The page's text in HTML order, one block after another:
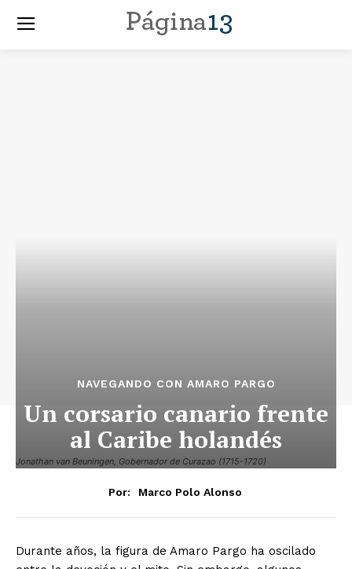
Jonathan van Beuningen, Gobernador de Curazao (1715-1720)
NAVEGANDO CON AMARO PARGO
Un corsario canario frente
al Caribe holandés
Por: Marco Polo Alonso
Durante años, la figura de Amaro Pargo ha oscilado